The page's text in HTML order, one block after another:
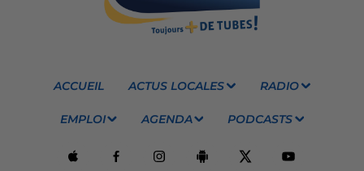
ACCUEIL ACTUS LOCALES RADIO
EMPLOI AGENDA PODCASTS